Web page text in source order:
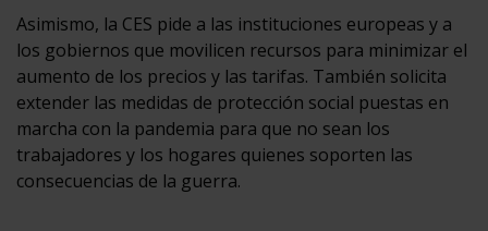
Asimismo, la CES pide a las instituciones europeas y a
los gobiernos que movilicen recursos para minimizar el
aumento de los precios y las tarifas. También solicita
extender las medidas de protección social puestas en
marcha con la pandemia para que no sean los
trabajadores y los hogares quienes soporten las
consecuencias de la guerra.